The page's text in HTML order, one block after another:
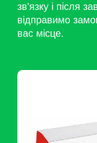
зв'язку і після
відправимо
вас місце.